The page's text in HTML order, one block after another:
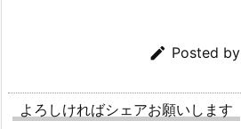
 Posted by
よろしければシェアお願いします